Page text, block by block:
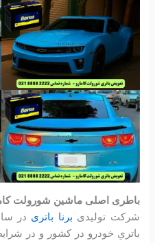
باطری اصلی ماشین شورولت
شرکت تولیدی برنا باتری
باتري خودرو در كشور و در